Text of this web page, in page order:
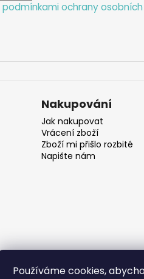
Používáme cookies,
podmínkami ochrany
Nakupování
Jak nakupovat
Vrácení zboží
Zboží mi přišlo rozbité
Napište nám